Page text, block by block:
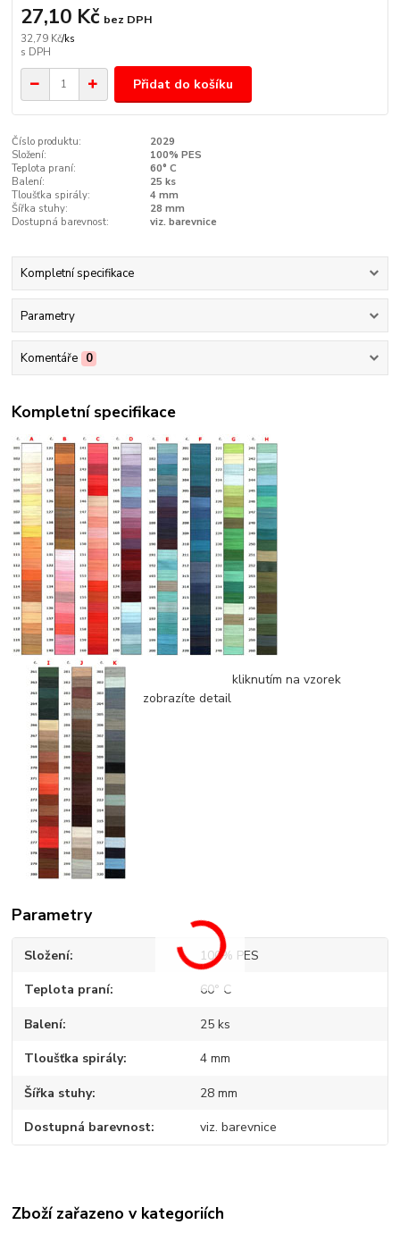
32,79 Kč/ks
27,10 Kč bez DPH
Přidat do košíku
Číslo produktu:
2029
Složení:
100% PES
Teplota praní:
60° C
Balení:
25 ks
Tloušťka spirály:
4 mm
Šířka stuhy:
28 mm
Dostupná barevnost:
viz. barevnice
Kompletní specifikace
Parametry
Komentáře 0
Kompletní specifikace
kliknutím na vzorek
zobrazíte detail
Parametry
Složení 100% PES
Teplota praní 60° C
Balení 25 ks
Tloušťka spirály 4 mm
Šířka stuhy 28 mm
Dostupná barevnost viz. barevnice
Zboží zařazeno v kategoriích